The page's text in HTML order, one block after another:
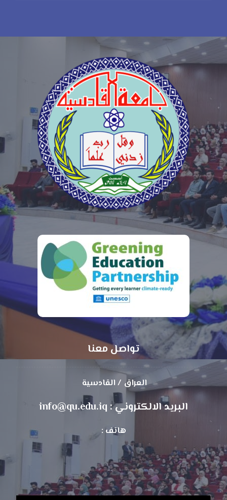
تواصل معنا
العراق / القادسية
البريد الالكتروني : info@qu.edu.iq
هاتف :